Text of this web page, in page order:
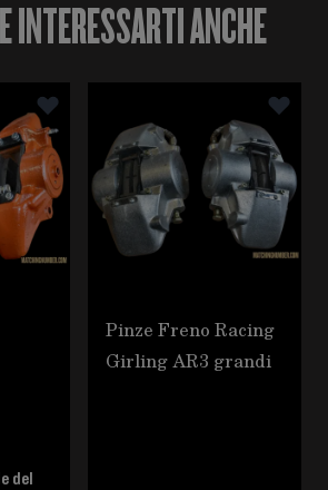
INTERESSARTI ANCHE
tra gli elementi del carosello
il carosello
del
Pinze Freno Racing
Girling AR3 grandi